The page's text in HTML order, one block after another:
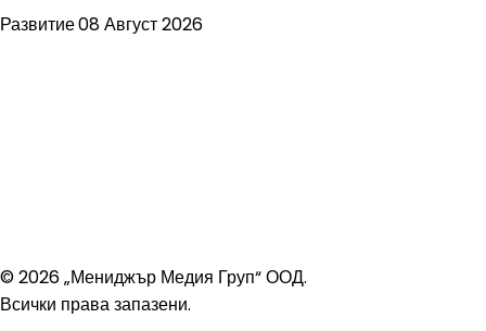
Развитие08 Август 2026
© 2026 „Мениджър Медия Груп“ ООД.
Всички права запазени.